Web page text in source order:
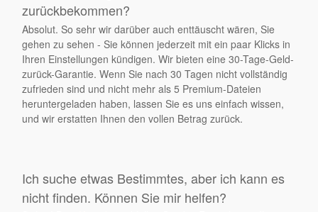
zurückbekommen?
Absolut. So sehr wir darüber auch enttäuscht wären, Sie
gehen zu sehen - Sie können jederzeit mit ein paar Klicks in
Ihren Einstellungen kündigen. Wir bieten eine 30-Tage-Geld-
zurück-Garantie. Wenn Sie nach 30 Tagen nicht vollständig
zufrieden sind und nicht mehr als 5 Premium-Dateien
heruntergeladen haben, lassen Sie es uns einfach wissen,
und wir erstatten Ihnen den vollen Betrag zurück.
Ich suche etwas Bestimmtes, aber ich kann es
nicht finden. Können Sie mir helfen?